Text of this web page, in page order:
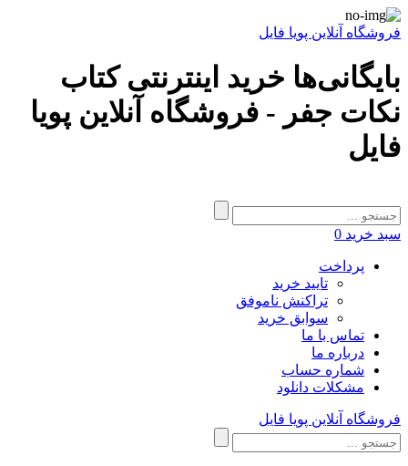
فروشگاه آنلاین پویا فایل
بایگانی‌ها خرید اینترنتی کتاب
نکات جفر - فروشگاه آنلاین پویا
فایل
سبد خرید 0
پرداخت
تایید خرید
تراکنش ناموفق
سوابق خرید
تماس با ما
درباره ما
شماره حساب
مشکلات دانلود
فروشگاه آنلاین پویا فایل